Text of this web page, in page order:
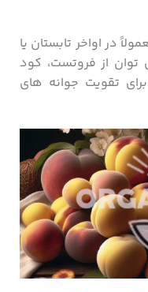
در اواخر تابستان یا
توان از فروتست، کود
تقویت جوانه های